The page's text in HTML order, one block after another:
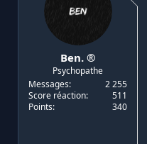
a
d
é
t
Ben. ®
Psychopathe
Messages
2 255
Score réaction
511
Points
340